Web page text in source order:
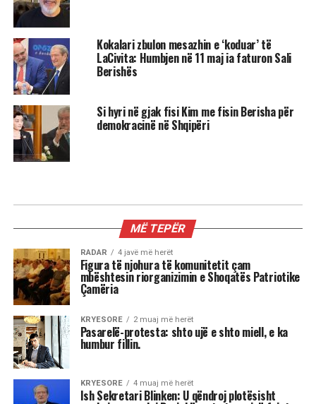
Kokalari zbulon mesazhin e ‘koduar’ të
LaCivita: Humbjen në 11 maj ia faturon Sali
Berishës
Si hyri në gjak fisi Kim me fisin Berisha për
demokracinë në Shqipëri
Ish Sekretari Blinken: U qëndroj
plotësisht sanksioneve ndaj
Berishës, ato tregojnë fajet e tij, jo
të SHBA